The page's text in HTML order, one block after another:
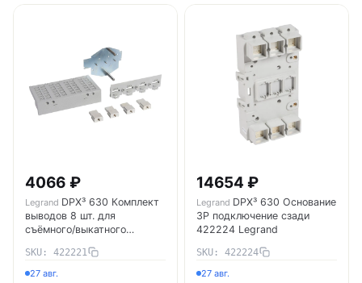
4066 ₽
Legrand DPX³ 630 Комплект
выводов 8 шт. для
съёмного/выкатного
SKU: 422221
27 авг.
14654 ₽
Legrand DPX³ 630 Основание
3P подключение сзади
422224 Legrand
SKU: 422224
27 авг.